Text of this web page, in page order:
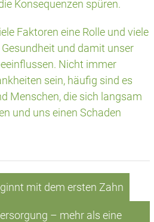
Konsequenzen spüren.
Faktoren eine Rolle und viele
und damit unser
Nicht immer
sein, häufig sind es
Menschen, die sich langsam
und uns einen Schaden
mit dem ersten Zahn
– mehr als eine